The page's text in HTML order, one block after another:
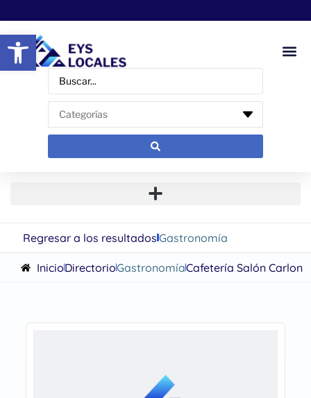
Abrir barra de herramientas
Regresar a los resultadosGastronomía
InicioDirectorioGastronomíaCafetería Salón Carlon